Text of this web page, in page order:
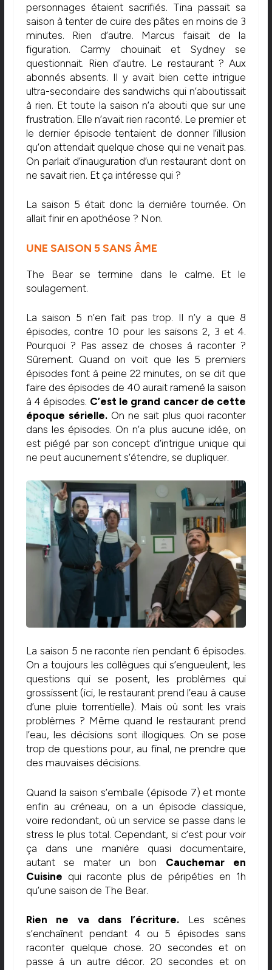
personnages étaient sacrifiés. Tina passait sa
saison à tenter de cuire des pâtes en moins de 3
minutes. Rien d’autre. Marcus faisait de la
figuration. Carmy chouinait et Sydney se
questionnait. Rien d’autre. Le restaurant ? Aux
abonnés absents. Il y avait bien cette intrigue
ultra-secondaire des sandwichs qui n’aboutissait
à rien. Et toute la saison n’a abouti que sur une
frustration. Elle n’avait rien raconté. Le premier et
le dernier épisode tentaient de donner l’illusion
qu’on attendait quelque chose qui ne venait pas.
On parlait d’inauguration d’un restaurant dont on
ne savait rien. Et ça intéresse qui ?
La saison 5 était donc la dernière tournée. On
allait finir en apothéose ? Non.
UNE SAISON 5 SANS ÂME
The Bear se termine dans le calme. Et le
soulagement.
La saison 5 n’en fait pas trop. Il n’y a que 8
épisodes, contre 10 pour les saisons 2, 3 et 4.
Pourquoi ? Pas assez de choses à raconter ?
Sûrement. Quand on voit que les 5 premiers
épisodes font à peine 22 minutes, on se dit que
faire des épisodes de 40 aurait ramené la saison
à 4 épisodes. C’est le grand cancer de cette
époque sérielle.On ne sait plus quoi raconter
dans les épisodes. On n’a plus aucune idée, on
est piégé par son concept d’intrigue unique qui
ne peut aucunement s’étendre, se dupliquer.
La saison 5 ne raconte rien pendant 6 épisodes.
On a toujours les collègues qui s’engueulent, les
questions qui se posent, les problèmes qui
grossissent (ici, le restaurant prend l’eau à cause
d’une pluie torrentielle). Mais où sont les vrais
problèmes ? Même quand le restaurant prend
l’eau, les décisions sont illogiques. On se pose
trop de questions pour, au final, ne prendre que
des mauvaises décisions.
Quand la saison s’emballe (épisode 7) et monte
enfin au créneau, on a un épisode classique,
voire redondant, où un service se passe dans le
stress le plus total. Cependant, si c’est pour voir
ça dans une manière quasi documentaire,
autant se mater un bon Cauchemar en
Cuisine qui raconte plus de péripéties en 1h
qu’une saison de The Bear.
Rien ne va dans l’écriture. Les scènes
s’enchaînent pendant 4 ou 5 épisodes sans
raconter quelque chose. 20 secondes et on
passe à un autre décor. 20 secondes et on